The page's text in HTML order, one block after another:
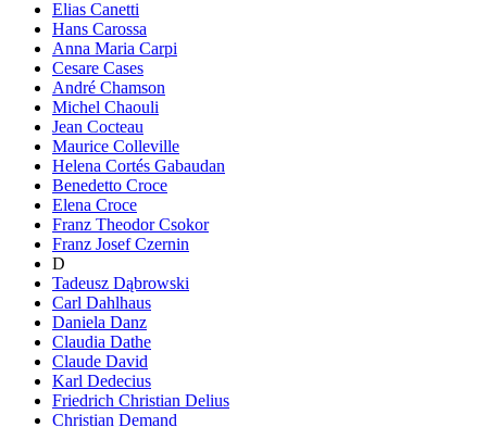
Elias Canetti
Hans Carossa
Anna Maria Carpi
Cesare Cases
André Chamson
Michel Chaouli
Jean Cocteau
Maurice Colleville
Helena Cortés Gabaudan
Benedetto Croce
Elena Croce
Franz Theodor Csokor
Franz Josef Czernin
D
Tadeusz Dąbrowski
Carl Dahlhaus
Daniela Danz
Claudia Dathe
Claude David
Karl Dedecius
Friedrich Christian Delius
Christian Demand